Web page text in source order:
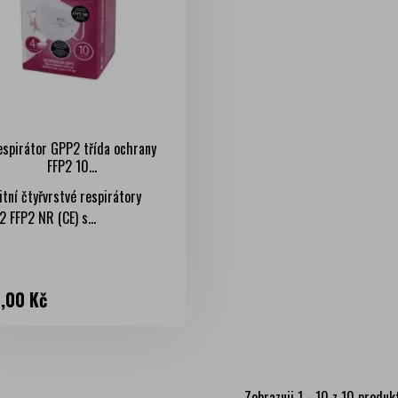
GPP2 třída ochrany
FFP2 10...
čtyřvrstvé respirátory
FFP2 NR (CE) s...
Kč